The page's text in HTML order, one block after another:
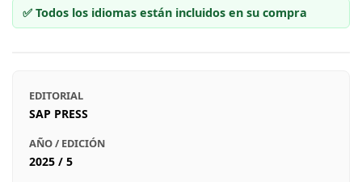
✅ Todos los idiomas están incluidos en su compra
EDITORIAL
SAP PRESS
AÑO / EDICIÓN
2025 / 5